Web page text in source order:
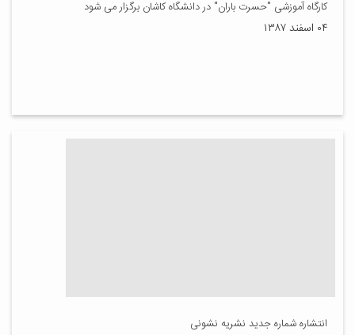
کارگاه آموزشی "حسرت باران" در دانشگاه کاشان برگزار می شود
۰۴ اسفند ۱۳۸۷
انتشاره شماره جدید نشریه نشونی